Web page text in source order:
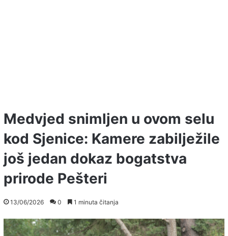
Medvjed snimljen u ovom selu
kod Sjenice: Kamere zabilježile
još jedan dokaz bogatstva
prirode Pešteri
13/06/2026 0 1 minuta čitanja